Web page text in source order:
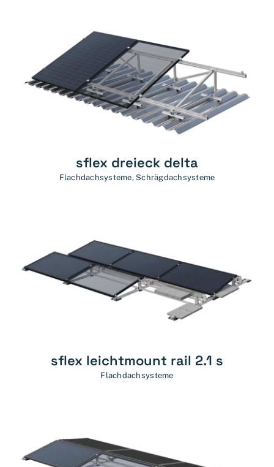
sflex dreieck delta
Flachdachsysteme, Schrägdachsysteme
sflex leichtmount rail 2.1 s
Flachdachsysteme